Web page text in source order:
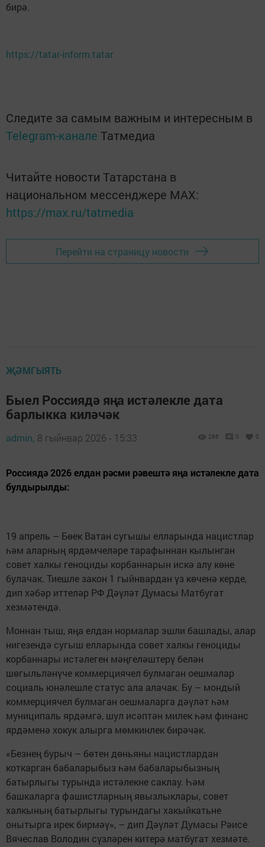
бирә.
https://tatar-inform.tatar
Следите за самым важным и интересным в
Telegram-канале Татмедиа
Читайте новости Татарстана в
национальном мессенджере MАХ:
https://max.ru/tatmedia
Перейти на страницу новости
ҖӘМГЫЯТЬ
Быел Россиядә яңа истәлекле дата
барлыкка киләчәк
admin, 8 гыйнвар 2026 - 15:33 266 0 0
Россиядә 2026 елдан рәсми рәвештә яңа истәлекле дата
булдырылды:
19 апрель – Бөек Ватан сугышы елларында нацистлар
һәм аларның ярдәмчеләре тарафыннан кылынган
совет халкы геноциды корбаннарын искә алу көне
булачак. Тиешле закон 1 гыйнвардан үз көченә керде,
дип хәбәр иттеләр РФ Дәүләт Думасы Матбугат
хезмәтендә.
Моннан тыш, яңа елдан нормалар эшли башлады, алар
нигезендә сугыш елларында совет халкы геноциды
корбаннары истәлеген мәңгеләштерү белән
шөгыльләнүче коммерциячел булмаган оешмалар
социаль юнәлешле статус ала алачак. Бу – мондый
коммерциячел булмаган оешмаларга дәүләт һәм
муниципаль ярдәмгә, шул исәптән милек һәм финанс
ярдәменә хокук алырга мөмкинлек бирәчәк.
«Безнең бурыч – бөтен дөньяны нацистлардан
коткарган бабаларыбыз һәм бабаларыбызның
батырлыгы турында истәлекне саклау. Һәм
башкаларга фашистларның явызлыклары, совет
халкының батырлыгы турындагы хакыйкатьне
онытырга ирек бирмәү», – дип Дәүләт Думасы Рәисе
Вячеслав Володин сүзләрен китерә матбугат хезмәте.